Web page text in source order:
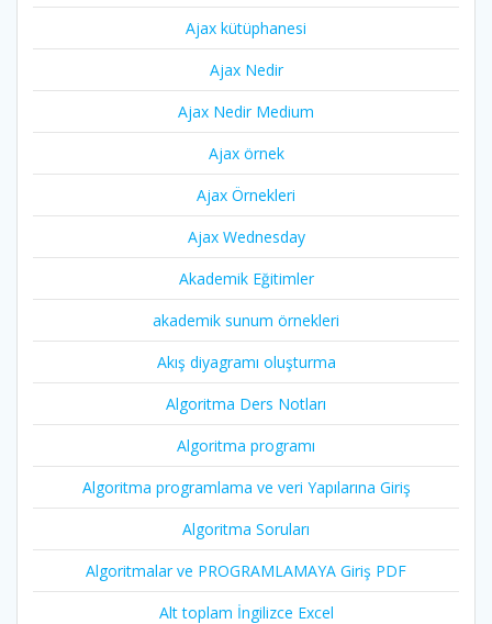
Ajax kütüphanesi
Ajax Nedir
Ajax Nedir Medium
Ajax örnek
Ajax Örnekleri
Ajax Wednesday
Akademik Eğitimler
akademik sunum örnekleri
Akış diyagramı oluşturma
Algoritma Ders Notları
Algoritma programı
Algoritma programlama ve veri Yapılarına Giriş
Algoritma Soruları
Algoritmalar ve PROGRAMLAMAYA Giriş PDF
Alt toplam İngilizce Excel